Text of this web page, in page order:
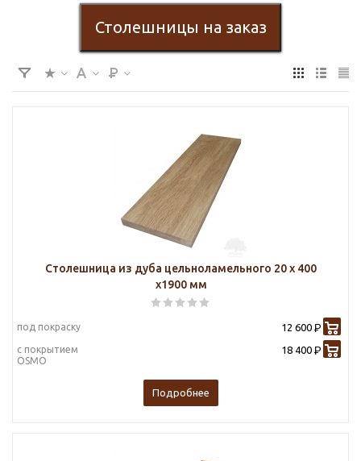
Столешницы на заказ
Столешница из дуба цельноламельного 20 х 400
х1900 мм
под покраску 12 600 Р
с покрытием
OSMO
18 400 Р
Подробнее